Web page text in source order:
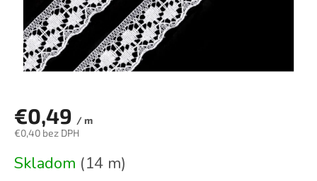
€0,49 / m
€0,40 bez DPH
cena:
Skladom (14 m)